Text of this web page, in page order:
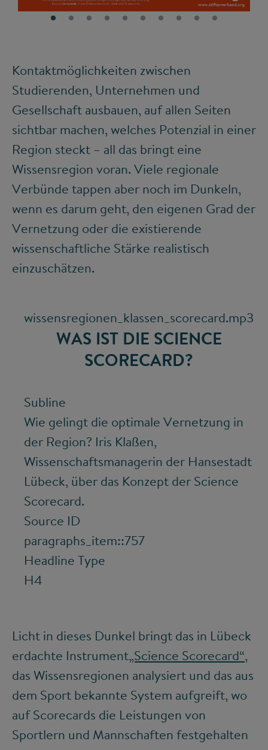
Kontaktmöglichkeiten zwischen
Studierenden, Unternehmen und
Gesellschaft ausbauen, auf allen Seiten
sichtbar machen, welches Potenzial in einer
Region steckt – all das bringt eine
Wissensregion voran. Viele regionale
Verbünde tappen aber noch im Dunkeln,
wenn es darum geht, den eigenen Grad der
Vernetzung oder die existierende
wissenschaftliche Stärke realistisch
einzuschätzen.
wissensregionen_klassen_scorecard.mp3
WAS IST DIE SCIENCE
SCORECARD?
Subline
Wie gelingt die optimale Vernetzung in
der Region? Iris Klaßen,
Wissenschaftsmanagerin der Hansestadt
Lübeck, über das Konzept der Science
Scorecard.
Source ID
paragraphs_item::757
Headline Type
H4
Licht in dieses Dunkel bringt das in Lübeck
erdachte Instrument„Science Scorecard“,
das Wissensregionen analysiert und das aus
dem Sport bekannte System aufgreift, wo
auf Scorecards die Leistungen von
Sportlern und Mannschaften festgehalten